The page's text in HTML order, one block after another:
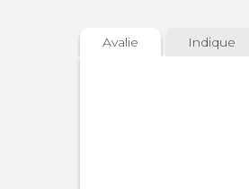
Avalie Indique